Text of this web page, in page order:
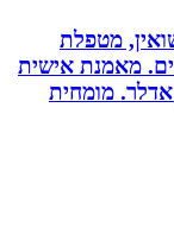
מטפלת
מאמנת אישית
מומחית